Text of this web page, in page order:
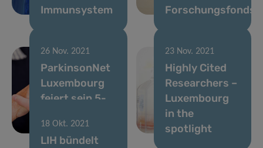
Immunsystem
Forschungsfonds
26 Nov. 2021
ParkinsonNet
Luxembourg
feiert sein 5-
Bestehen
23 Nov. 2021
Highly Cited
Researchers –
Luxembourg
in the
spotlight
18 Okt. 2021
LIH bündelt